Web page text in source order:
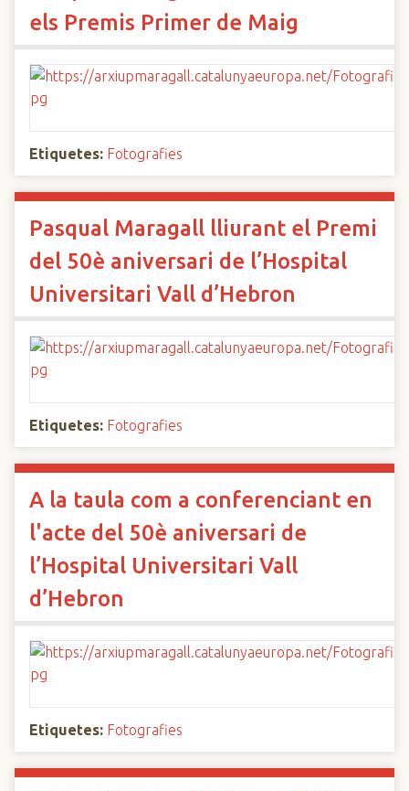
els Premis Primer de Maig
Etiquetes: Fotografies
Pasqual Maragall lliurant el Premi
del 50è aniversari de l’Hospital
Universitari Vall d’Hebron
Etiquetes: Fotografies
A la taula com a conferenciant en
l'acte del 50è aniversari de
l’Hospital Universitari Vall
d’Hebron
Etiquetes: Fotografies